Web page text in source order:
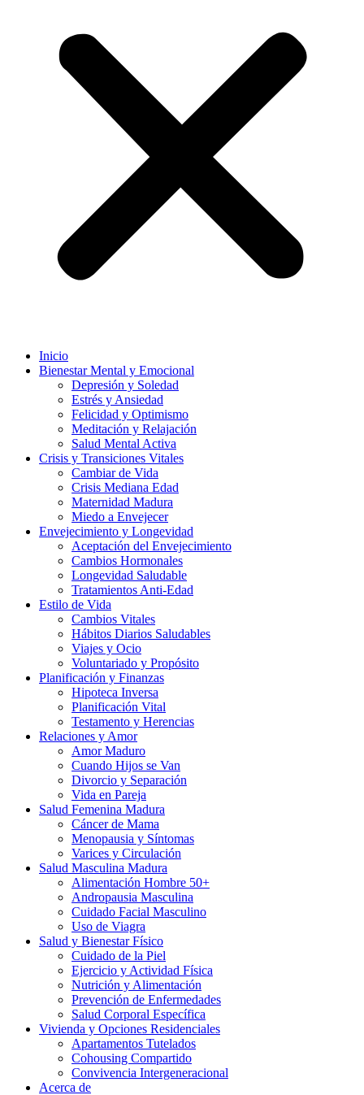
Inicio
Bienestar Mental y Emocional
Depresión y Soledad
Estrés y Ansiedad
Felicidad y Optimismo
Meditación y Relajación
Salud Mental Activa
Crisis y Transiciones Vitales
Cambiar de Vida
Crisis Mediana Edad
Maternidad Madura
Miedo a Envejecer
Envejecimiento y Longevidad
Aceptación del Envejecimiento
Cambios Hormonales
Longevidad Saludable
Tratamientos Anti-Edad
Estilo de Vida
Cambios Vitales
Hábitos Diarios Saludables
Viajes y Ocio
Voluntariado y Propósito
Planificación y Finanzas
Hipoteca Inversa
Planificación Vital
Testamento y Herencias
Relaciones y Amor
Amor Maduro
Cuando Hijos se Van
Divorcio y Separación
Vida en Pareja
Salud Femenina Madura
Cáncer de Mama
Menopausia y Síntomas
Varices y Circulación
Salud Masculina Madura
Alimentación Hombre 50+
Andropausia Masculina
Cuidado Facial Masculino
Uso de Viagra
Salud y Bienestar Físico
Cuidado de la Piel
Ejercicio y Actividad Física
Nutrición y Alimentación
Prevención de Enfermedades
Salud Corporal Específica
Vivienda y Opciones Residenciales
Apartamentos Tutelados
Cohousing Compartido
Convivencia Intergeneracional
Acerca de